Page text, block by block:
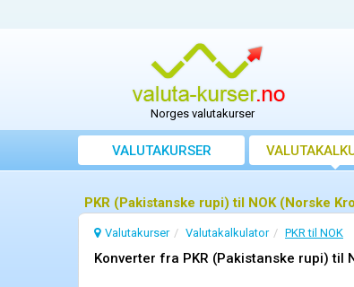
Norges valutakurser
VALUTAKURSER
PKR (Pakistanske rupi) til NOK (Norske
Valutakurser Valutakalkulator PKR til NOK
Konverter fra PKR (Pakistanske rupi) til